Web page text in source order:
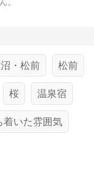
。
・松前 松前
桜 温泉宿
着いた雰囲気